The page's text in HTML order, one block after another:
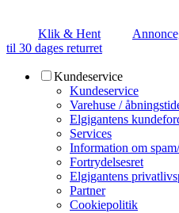
Klik & Hent
til 30 dages returret
Kundeservice
Kundeservice
Varehuse /
Elgigantens
Services
Information om
Fortrydelsesret
Elgigantens
Partner
Cookiepolitik